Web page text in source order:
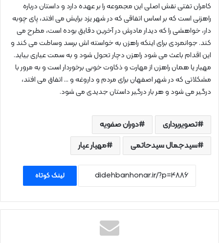
کامران تفتی نقش اصلی این مجموعه را بر عهده دارد و داستان درباره
راهزنی است که بر اساس اتفاقی که در شهر یزد برایش می‌ افتد، پای چوبه‌
دار، خواهشی را که دیدار مادرش در آخرین دقایق بوده است، مطرح می‌
کند. جوانمردی برای اینکه راهزن به خواسته‌ اش برسد وساطت می‌ کند و
این اقدام باعث می‌ شود راهزن دچار تحول شود و به سمت عیاری بیاید.
مهیار یا همان راهزن از مهارت و ذکاوت خوبی برخوردار است و به مرور با
مشکلاتی که در شهر اصفهان برای مردم و داروغه و … اتفاق می‌ افتد،
درگیر می‌ شود و هر بار درگیر داستان جدیدی می‌ شود.
تصویربرداری
دوران صفویه
سیدجمال سیدحاتمی
مهیار عیار
لینک کوتاه